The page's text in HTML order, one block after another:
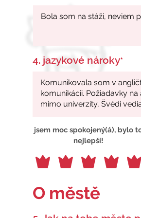
4. jazykové nároky*
jsem moc spokojený(á), bylo
nejlepší!
O městě